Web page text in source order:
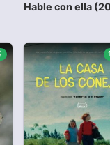
Hable con ella